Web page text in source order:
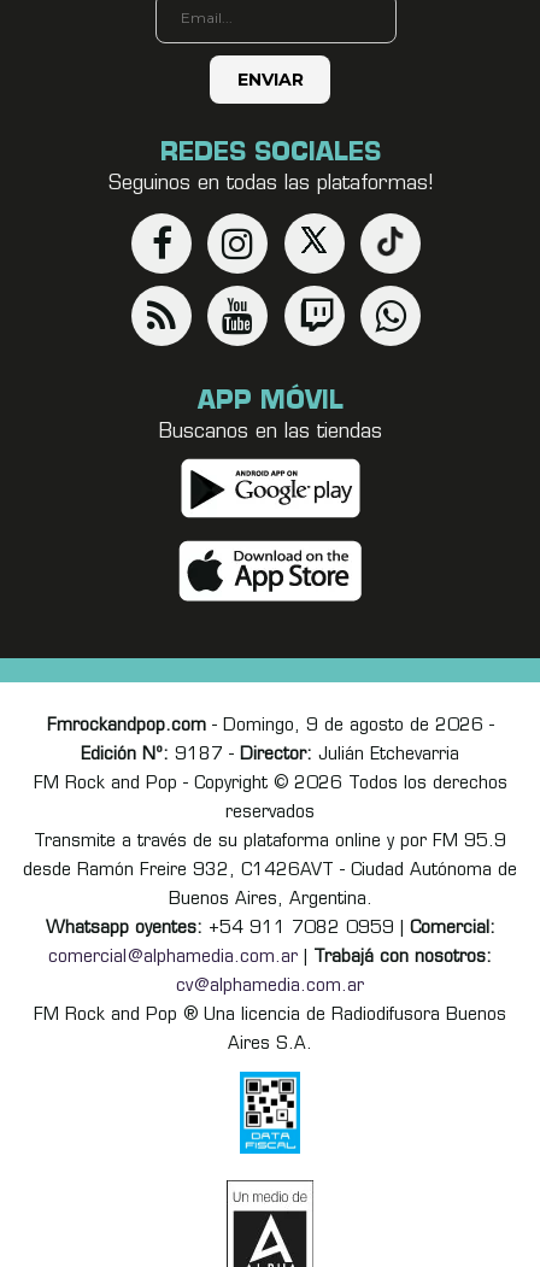
REDES SOCIALES
Seguinos en todas las plataformas!
APP MÓVIL
Buscanos en las tiendas
Fmrockandpop.com- Domingo, 9 de agosto de 2026 -
Edición Nº: 9187 - Director: Julián Etchevarria
FM Rock and Pop - Copyright © 2026 Todos los derechos
reservados
Transmite a través de su plataforma online y por FM 95.9
desde Ramón Freire 932, C1426AVT - Ciudad Autónoma de
Buenos Aires, Argentina.
Whatsapp oyentes: +54 911 7082 0959 | Comercial:
comercial@alphamedia.com.ar
Trabajá con nosotros:
cv@alphamedia.com.ar
FM Rock and Pop ® Una licencia de Radiodifusora Buenos
Aires S.A.